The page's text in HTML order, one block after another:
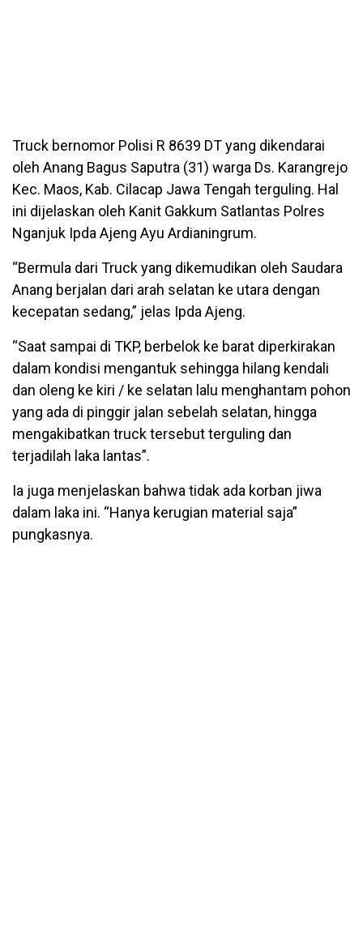
Truck bernomor Polisi R 8639 DT yang dikendarai
oleh Anang Bagus Saputra (31) warga Ds. Karangrejo
Kec. Maos, Kab. Cilacap Jawa Tengah terguling. Hal
ini dijelaskan oleh Kanit Gakkum Satlantas Polres
Nganjuk Ipda Ajeng Ayu Ardianingrum.
“Bermula dari Truck yang dikemudikan oleh Saudara
Anang berjalan dari arah selatan ke utara dengan
kecepatan sedang,” jelas Ipda Ajeng.
“Saat sampai di TKP, berbelok ke barat diperkirakan
dalam kondisi mengantuk sehingga hilang kendali
dan oleng ke kiri / ke selatan lalu menghantam pohon
yang ada di pinggir jalan sebelah selatan, hingga
mengakibatkan truck tersebut terguling dan
terjadilah laka lantas”.
Ia juga menjelaskan bahwa tidak ada korban jiwa
dalam laka ini. “Hanya kerugian material saja”
pungkasnya.